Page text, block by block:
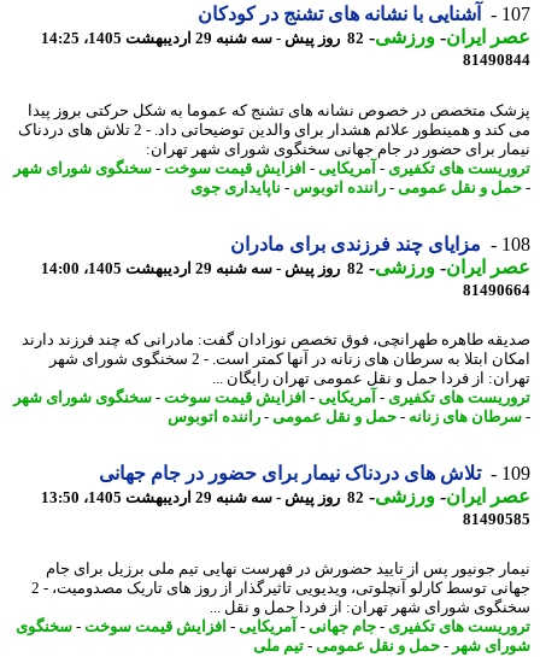
آشنایی با نشانه های تشنج در کودکان
ایران- ورزشی-82 روز پیش - سه شنبه 29 اردیبهشت 1405، 14:25
متخصص در خصوص نشانه های تشنج که عموما به شکل حرکتی بروز پیدا
می کند و همینطور علائم هشدار برای والدین توضیحاتی داد. - 2 تلاش های دردناک
برای حضور در جام جهانی سخنگوی شورای شهر تهران:
های تکفیری- آمریکایی-افزایش قیمت سوخت-سخنگوی شورای شهر
و نقل عمومی-راننده اتوبوس-ناپایداری جوی
مزایای چند فرزندی برای مادران
ایران- ورزشی-82 روز پیش - سه شنبه 29 اردیبهشت 1405، 14:00
طاهره طهرانچی، فوق تخصص نوزادان گفت: مادرانی که چند فرزند دارند
امکان ابتلا به سرطان های زنانه در آنها کمتر است. - 2 سخنگوی شورای شهر
از فردا حمل و نقل عمومی تهران رایگان ...
های تکفیری- آمریکایی-افزایش قیمت سوخت-سخنگوی شورای شهر
های زنانه-حمل و نقل عمومی-راننده اتوبوس
تلاش های دردناک نیمار برای حضور در جام جهانی
ایران- ورزشی-82 روز پیش - سه شنبه 29 اردیبهشت 1405، 13:50
جونیور پس از تایید حضورش در فهرست نهایی تیم ملی برزیل برای جام
جهانی توسط کارلو آنچلوتی، ویدیویی تاثیرگذار از روز های تاریک مصدومیت، - 2
شورای شهر تهران: از فردا حمل و نقل ...
های تکفیری- جام جهانی-آمریکایی-افزایش قیمت سوخت-سخنگوی
شهر -حمل و نقل عمومی-تیم ملی